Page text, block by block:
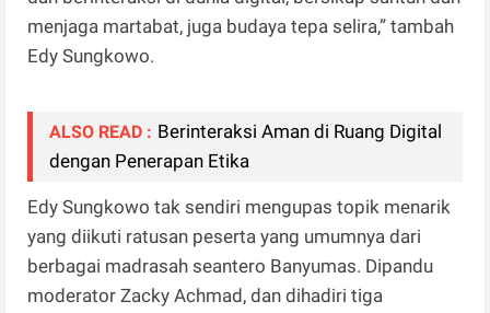
menjaga martabat, juga budaya tepa selira,” tambah
Edy Sungkowo.
ALSO READ : Berinteraksi Aman di Ruang Digital
dengan Penerapan Etika
Edy Sungkowo tak sendiri mengupas topik menarik
yang diikuti ratusan peserta yang umumnya dari
berbagai madrasah seantero Banyumas. Dipandu
moderator Zacky Achmad, dan dihadiri tiga